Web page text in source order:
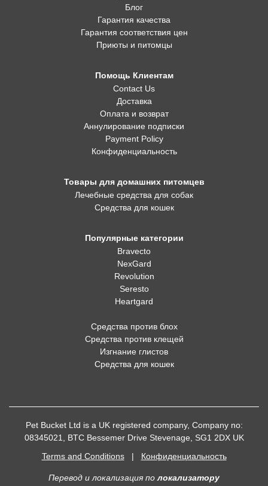
Блог
Гарантия качества
Гарантия соответствия цен
Приюты и питомцы
Помощь Клиентам
Contact Us
Доставка
Оплата и возврат
Аннулирование подписки
Payment Policy
Конфиденциальность
Товары для домашних питомцев
Лечебные средства для собак
Средства для кошек
Популярные категории
Bravecto
NexGard
Revolution
Seresto
Heartgard
Средства против блох
Средства против клещей
Изгнание глистов
Средства для кошек
Pet Bucket Ltd is a UK registered company, Company no:
08345021, BTC Bessemer Drive Stevenage, SG1 2DX UK
Terms and Conditions| Конфиденциальность
Перевод и локализация полокализатору